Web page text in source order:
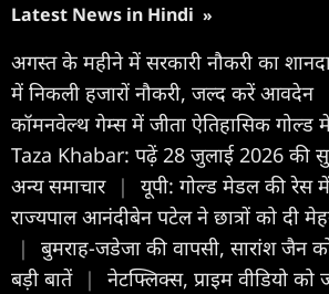
Latest News in Hindi »
अगस्त के महीने में सरकारी नौकरी का
में निकली हजारों नौकरी, जल्द करें आवदेन
कॉमनवेल्थ गेम्स में जीता ऐतिहासिक गोल्ड
Taza Khabar: पढ़ें 28 जुलाई 2026 की
अन्य समाचार |
यूपी: गोल्ड मेडल की रेस
राज्यपाल आनंदीबेन पटेल ने छात्रों को दी
|
बुमराह-जडेजा की वापसी, सारांश जैन
बड़ी बातें |
नेटफ्लिक्स, प्राइम वीडियो